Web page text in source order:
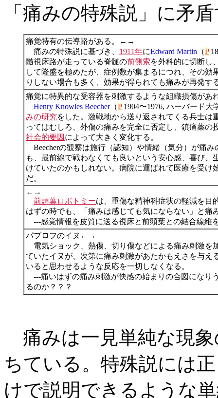
「痛みの特殊説」に矛
痛覚特有の伝導路がある。←→
痛みの特殊説に基づき、 1911年にEdward Martin （P
髄視床路が走っている脊髄の前側索を外科的に切断し
して隆盛を極めたが、症例数が集まるにつれ、その
りしない場合も多く、効果が得られても痛みが再発
痛覚に特異的な受容器を刺激するような組織損傷が
Henry Knowles Beecher（P1904〜1976, ハーバード大
みの研究をした。激戦地から送り返されてくる兵士
ってはむしろ、外傷の痛みを完全に否定し、鎮痛薬
社会的要因 によって大きく変化する。
Beecherの観察は施行（認知）や情緒（気分）が痛
も、最前線で戦わなくても良いという安心感、喜び
けていたのかもしれない。病院に運ばれて医療を受
だ。
←→
前頭葉ロボトミーは、重傷な精神科症状の軽減を目
はずの時でも、「痛みは感じても気にならない」と
---感覚情報を皮質に送る視床と前頭葉との結合線維
パブロフのイヌ←→
電気ショック、熱傷、切り傷などによる痛み刺激を
ていたイヌが、次第に痛み刺激があたかもえさを与
いると思わせるような反応を一切しなくなる。
---痛いはずの痛み刺激が快感の始まりの合図になり
るのか？？？
痛みは一見単純な現
ちている。特殊説には
けで説明できるような